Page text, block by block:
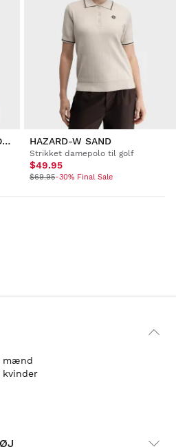
VALDERRAMA-W DARK BROWN HAZARD-W SAND
Strikket damepolo til golf
$49.95
$69.95-30% Final Sale
mænd
kvinder